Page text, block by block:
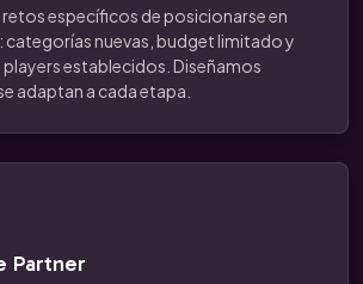
específicos de posicionarse en
nuevas, budget limitado y
establecidos. Diseñamos
adaptan a cada etapa.
Partner